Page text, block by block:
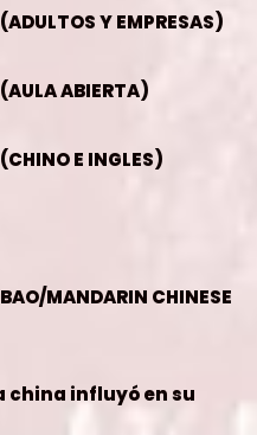
Y EMPRESAS)
ABIERTA)
E INGLES)
MANDARIN CHINESE
china influyó en su